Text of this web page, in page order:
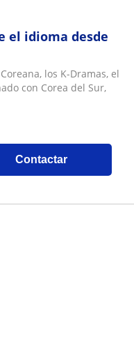
el idioma desde
los K-Dramas, el
con Corea del Sur,
Contactar